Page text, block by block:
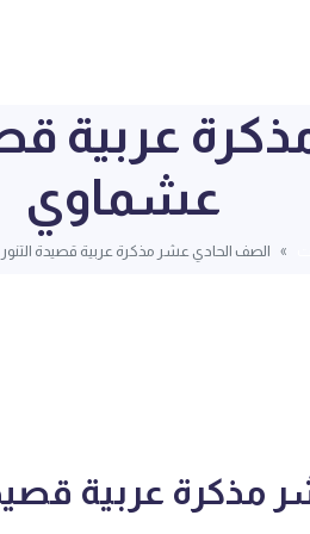
عربية
عشماوي
الصف الحادي عشر مذكرة عربية قصيدة
عربية قصيدة